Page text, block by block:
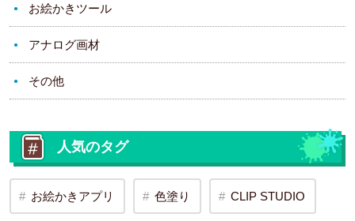
お絵かきツール
アナログ画材
その他
人気のタグ
お絵かきアプリ 色塗り CLIP STUDIO